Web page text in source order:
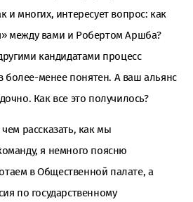
и многих, интересует вопрос: как
между вами и Робертом Аршба?
кандидатами процесс
менее понятен. А ваш альянс
Как все это получилось?
рассказать, как мы
я немного поясню
в Общественной палате, а
по государственному